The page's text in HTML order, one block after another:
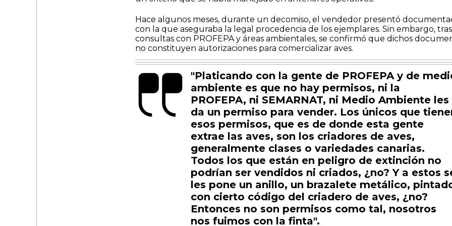
Hace algunos meses, durante un decomiso, el vendedor presentó
con la que aseguraba la legal procedencia de los ejemplares. Sin embargo, tras
consultas con PROFEPA y áreas ambientales, se confirmó que dichos
no constituyen autorizaciones para comercializar aves.
"Platicando con la gente de PROFEPA y de
ambiente es que no hay permisos, ni la
PROFEPA, ni SEMARNAT, ni Medio Ambiente les
da un permiso para vender. Los únicos que
esos permisos, que es de donde esta gente
extrae las aves, son los criadores de aves,
generalmente clases o variedades canarias.
Todos los que están en peligro de extinción no
podrían ser vendidos ni criados, ¿no? Y a estos
les pone un anillo, un brazalete metálico,
con cierto código del criadero de aves, ¿no?
Entonces no son permisos como tal, nosotros
nos fuimos con la finta".